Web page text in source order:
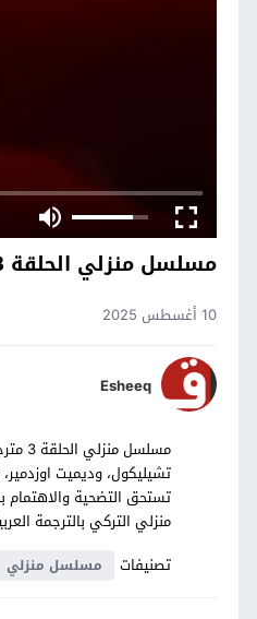
مسلسل منزلي الحلقة 3
10 أغسطس 2025
Esheeq
تشيليكول، وديميت
منزلي التركي بالترجمة
تصنيفات
مسلسل منزلي